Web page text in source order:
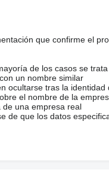
que confirme el
de los casos se trata
un nombre similar
ocultarse tras la
el nombre de la
de una empresa real
de que los datos